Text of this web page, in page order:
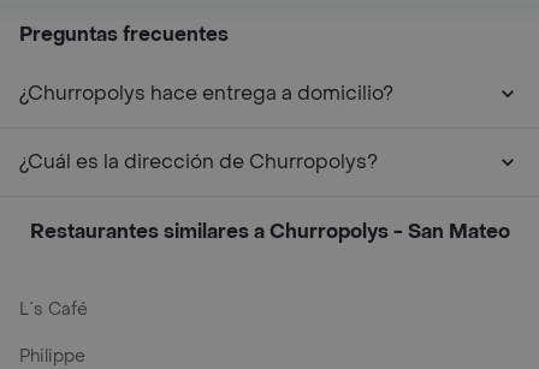
Preguntas frecuentes
¿Churropolys hace entrega a domicilio?
¿Cuál es la dirección de Churropolys?
Restaurantes similares a Churropolys - San Mateo
L´s Café
Philippe